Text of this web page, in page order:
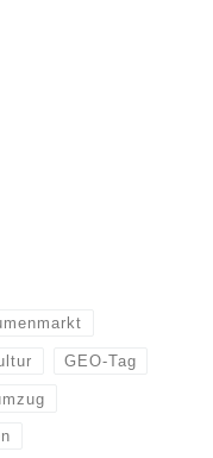
GEO-Tag